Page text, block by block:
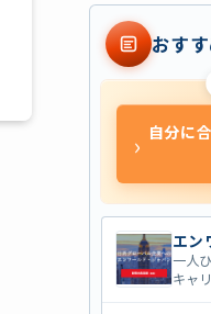
おす
› 自分に
エン
一人
キャ